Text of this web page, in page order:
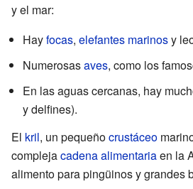
y el mar:
Hayfocas, elefantes marinosy
Numerosasaves, como los
En las aguas cercanas, hay
y delfines).
El kril, un pequeñocrustáceo
complejacadena alimentariaen la
alimento para pingüinos y grandes